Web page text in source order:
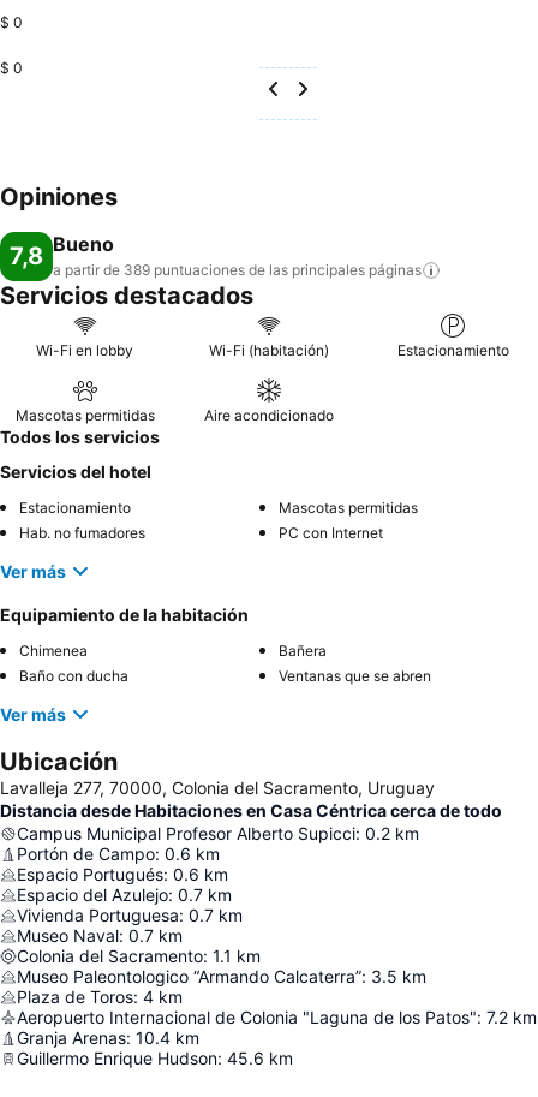
$ 0
$ 0
Opiniones
7,8 Bueno
a partir de 389 puntuaciones de las principales páginas
Servicios destacados
Wi-Fi en lobby Wi-Fi (habitación) Estacionamiento
Mascotas permitidas Aire acondicionado
Todos los servicios
Servicios del hotel
Estacionamiento
Mascotas permitidas
Hab. no fumadores
PC con Internet
Ver más
Equipamiento de la habitación
Chimenea
Bañera
Baño con ducha
Ventanas que se abren
Ver más
Ubicación
Lavalleja 277, 70000, Colonia del Sacramento, Uruguay
Distancia desde Habitaciones en Casa Céntrica cerca de todo
Campus Municipal Profesor Alberto Supicci: 0.2 km
Portón de Campo: 0.6 km
Espacio Portugués: 0.6 km
Espacio del Azulejo: 0.7 km
Vivienda Portuguesa: 0.7 km
Museo Naval: 0.7 km
Colonia del Sacramento: 1.1 km
Museo Paleontologico “Armando Calcaterra”: 3.5 km
Plaza de Toros: 4 km
Aeropuerto Internacional de Colonia "Laguna de los Patos": 7.2 km
Granja Arenas: 10.4 km
Guillermo Enrique Hudson: 45.6 km